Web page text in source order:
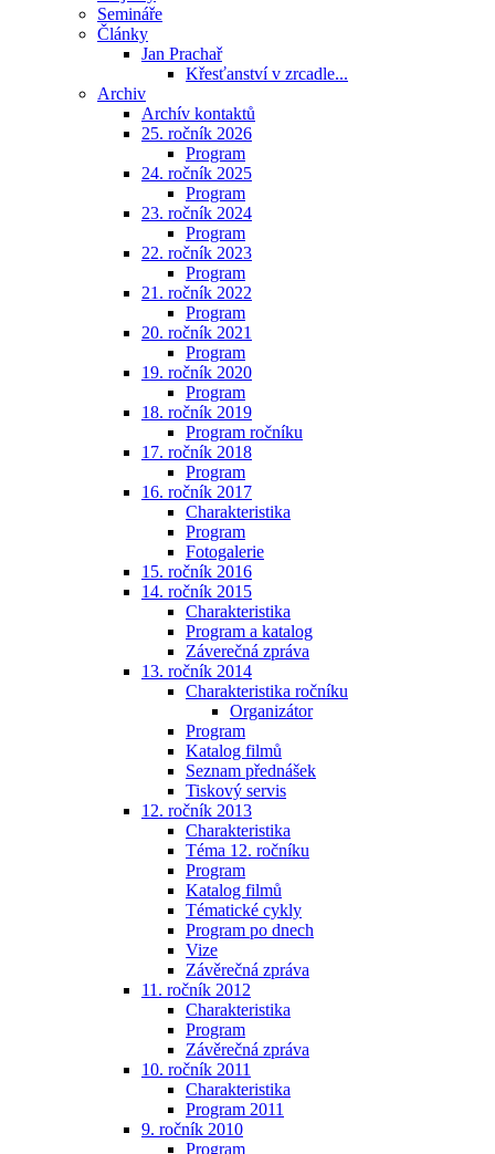
Semináře
Články
Jan Prachař
Křesťanství v zrcadle...
Archiv
Archív kontaktů
25. ročník 2026
Program
24. ročník 2025
Program
23. ročník 2024
Program
22. ročník 2023
Program
21. ročník 2022
Program
20. ročník 2021
Program
19. ročník 2020
Program
18. ročník 2019
Program ročníku
17. ročník 2018
Program
16. ročník 2017
Charakteristika
Program
Fotogalerie
15. ročník 2016
14. ročník 2015
Charakteristika
Program a katalog
Záverečná zpráva
13. ročník 2014
Charakteristika ročníku
Organizátor
Program
Katalog filmů
Seznam přednášek
Tiskový servis
12. ročník 2013
Charakteristika
Téma 12. ročníku
Program
Katalog filmů
Tématické cykly
Program po dnech
Vize
Závěrečná zpráva
11. ročník 2012
Charakteristika
Program
Závěrečná zpráva
10. ročník 2011
Charakteristika
Program 2011
9. ročník 2010
Program